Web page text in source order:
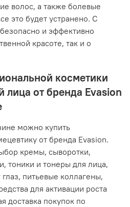
волос, а также болевые
это будет устранено. С
и эффективно
красоте, так и о
косметики
лица от бренда Evasion
можно купить
от бренда Evasion.
кремы, сыворотки,
тоники и тонеры для лица,
питьевые коллагены,
для активации роста
доставка покупок по